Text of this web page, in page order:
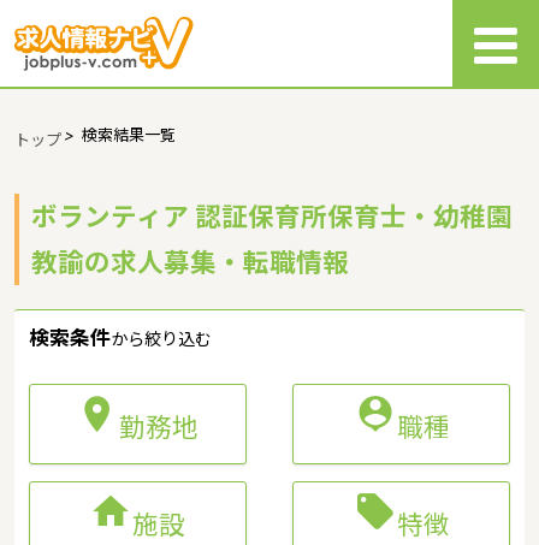
トップ> 検索結果一覧
ボランティア 認証保育所保育士・幼稚園
教諭の求人募集・転職情報
検索条件から絞り込む
 勤務地 職種
施設 特徴